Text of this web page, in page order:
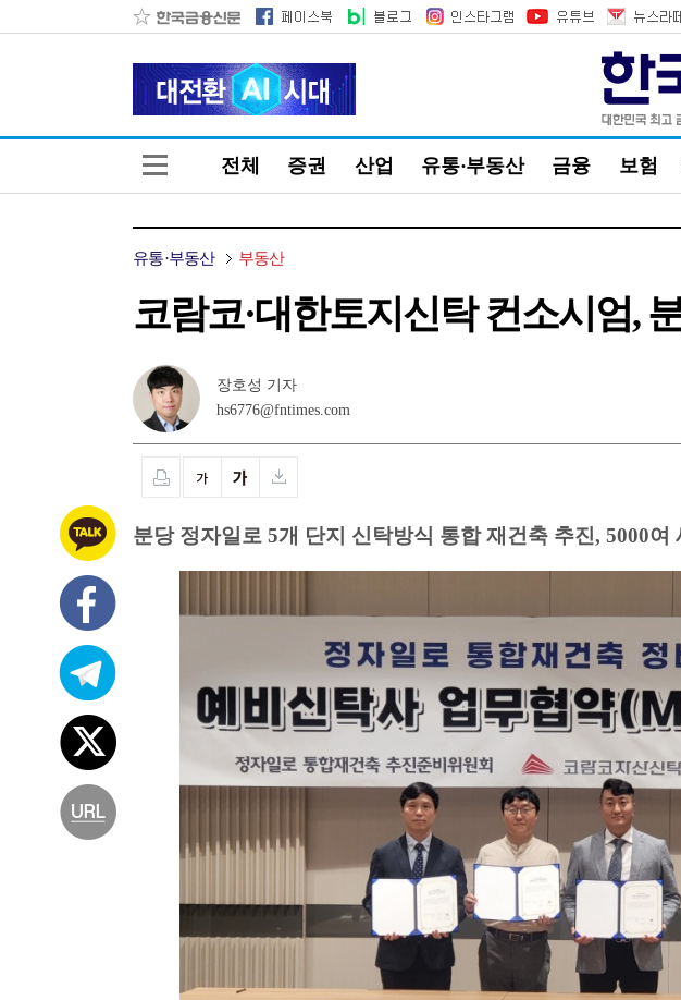
전체 증권 산업 유통·부동산 금융 보험
유통·부동산 부동산
코람코·대한토지신탁 컨소시엄,
장호성 기자
hs6776@fntimes.com
분당 정자일로 5개 단지 신탁방식 통합 재건축 추진, 5000여